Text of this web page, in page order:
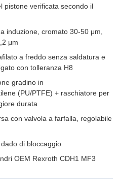
pistone verificata secondo il
induzione, cromato 30-50 μm,
μm
a freddo senza saldatura e
con tolleranza H8
gradino in
(PU/PTFE) + raschiatore per
durata
con valvola a farfalla, regolabile
di bloccaggio
OEM Rexroth CDH1 MF3